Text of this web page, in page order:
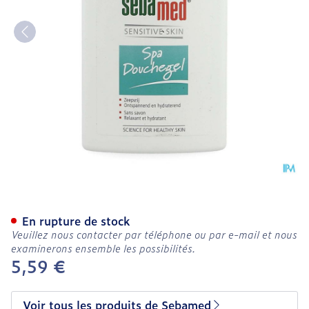
5,59 €
En rupture de stock
Veuillez nous contacter par téléphone ou par e-mail et nous
examinerons ensemble les possibilités.
Voir tous les produits de Sebamed